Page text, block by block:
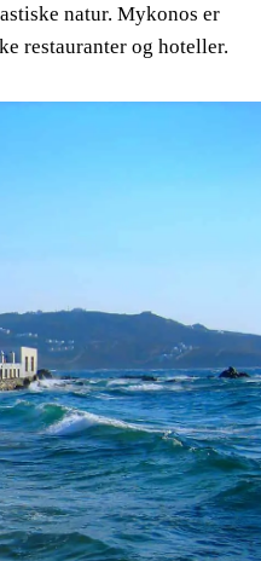
natur. Mykonos er
restauranter og hoteller.